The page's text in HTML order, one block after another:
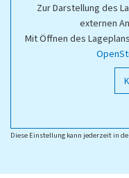
Zur Darstellung des
externen
Mit Öffnen des
Diese Einstellung kann jederzeit in